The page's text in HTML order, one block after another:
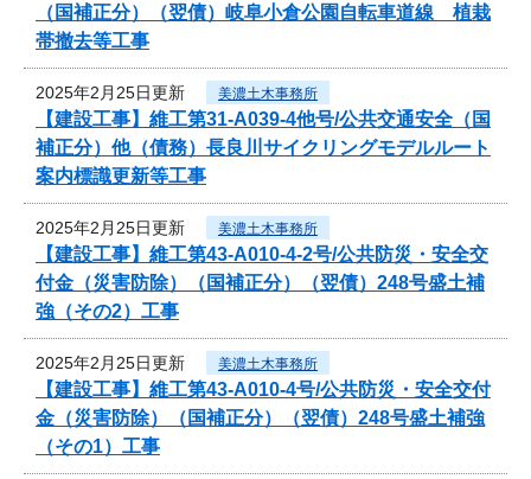
（国補正分）（翌債）岐阜小倉公園自転車道線 植栽
帯撤去等工事
2025年2月25日更新 美濃土木事務所
【建設工事】維工第31-A039-4他号/公共交通安全（国
補正分）他（債務）長良川サイクリングモデルルート
案内標識更新等工事
2025年2月25日更新 美濃土木事務所
【建設工事】維工第43-A010-4-2号/公共防災・安全交
付金（災害防除）（国補正分）（翌債）248号盛土補
強（その2）工事
2025年2月25日更新 美濃土木事務所
【建設工事】維工第43-A010-4号/公共防災・安全交付
金（災害防除）（国補正分）（翌債）248号盛土補強
（その1）工事